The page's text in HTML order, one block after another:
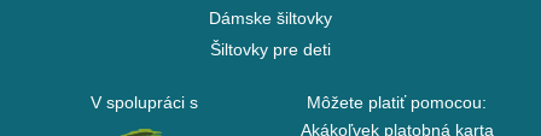
Dámske šiltovky
Šiltovky pre deti
V spolupráci s
Môžete platiť pomocou:
Akákoľvek platobná karta